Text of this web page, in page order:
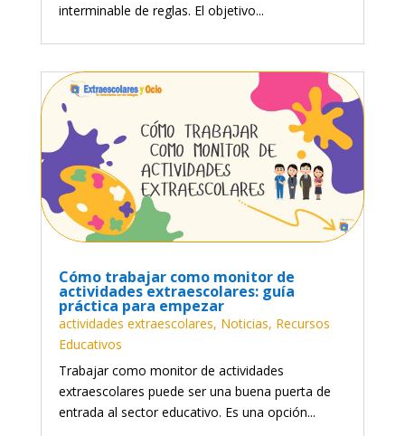
interminable de reglas. El objetivo...
Cómo trabajar como monitor de
actividades extraescolares: guía
práctica para empezar
actividades extraescolares, Noticias, Recursos
Educativos
Trabajar como monitor de actividades
extraescolares puede ser una buena puerta de
entrada al sector educativo. Es una opción...